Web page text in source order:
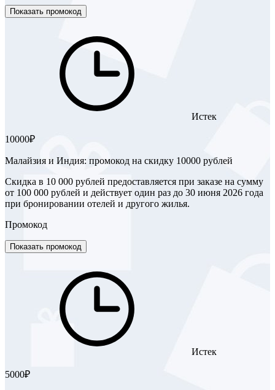
Показать промокод
Истек
10000₽
Малайзия и Индия: промокод на скидку 10000 рублей
Скидка в 10 000 рублей предоставляется при заказе на сумму
от 100 000 рублей и действует один раз до 30 июня 2026 года
при бронировании отелей и другого жилья.
Промокод
Показать промокод
Истек
5000₽